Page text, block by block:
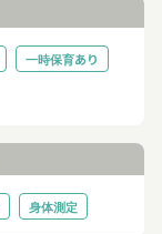
一時保育あり
身体測定